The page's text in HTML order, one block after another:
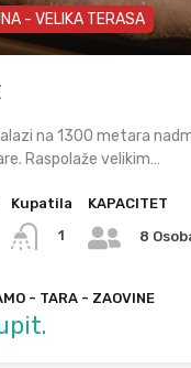
- VELIKA TERASA
na 1300 metara
Raspolaže velikim…
Kupatila
1
KAPACITET
8
- TARA - ZAOVINE